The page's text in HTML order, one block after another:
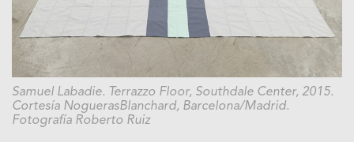
Samuel Labadie. Terrazzo Floor, Southdale Center, 2015.
Cortesía NoguerasBlanchard, Barcelona/Madrid.
Fotografía Roberto Ruiz